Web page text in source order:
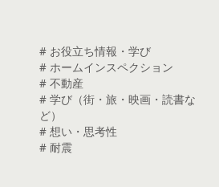
# お役立ち情報・学び
# ホームインスペクション
# 不動産
# 学び（街・旅・映画・読書な
ど）
# 想い・思考性
# 耐震